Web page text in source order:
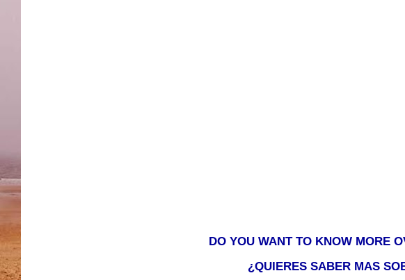
DO YOU WANT TO KNOW MORE
¿QUIERES SABER MAS